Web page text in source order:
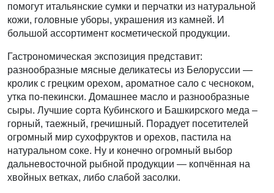
помогут итальянские сумки и перчатки из натуральной
кожи, головные уборы, украшения из камней. И
большой ассортимент косметической продукции.
Гастрономическая экспозиция представит:
разнообразные мясные деликатесы из Белоруссии —
кролик с грецким орехом, ароматное сало с чесноком,
утка по-пекински. Домашнее масло и разнообразные
сыры. Лучшие сорта Кубинского и Башкирского меда –
горный, таежный, гречишный. Порадует посетителей
огромный мир сухофруктов и орехов, пастила на
натуральном соке. Ну и конечно огромный выбор
дальневосточной рыбной продукции — копчённая на
хвойных ветках, либо слабой засолки.